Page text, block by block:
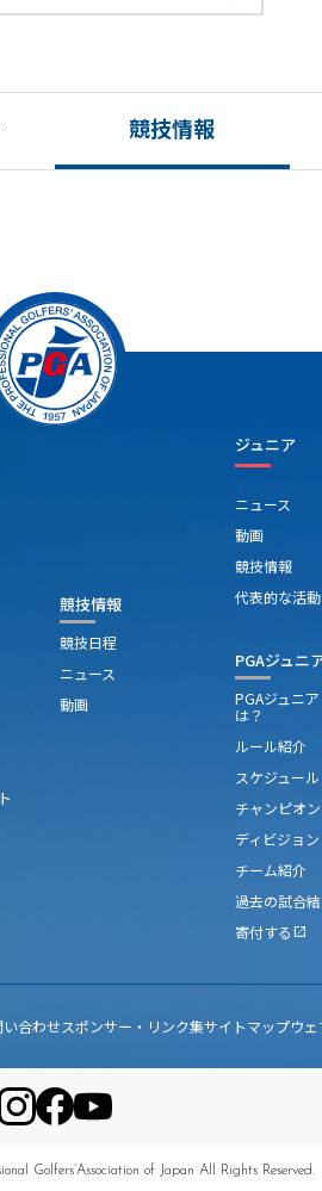
競技情報
競技情報
競技日程
ニュース
動画
ジュニア
ニュース
動画
競技情報
代表的な活
PGAジュニ
PGAジュニ
は？
ルール紹介
スケジュール
チャンピオ
ディビジョン
チーム紹介
過去の試合
寄付する open_in_new
い合わせスポンサー・リンク集サイトマップウェ
Golfers’Association of Japan All Rights Reserved.